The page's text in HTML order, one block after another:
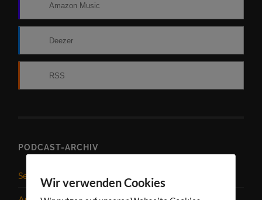
Amazon Music
Deezer
RSS
PODCAST-ARCHIV
September 2025
Wir verwenden Cookies